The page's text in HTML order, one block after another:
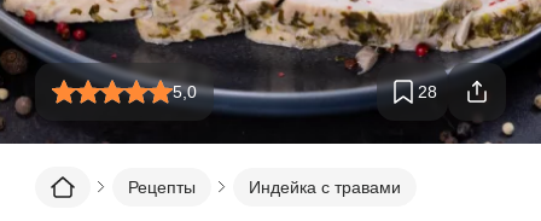
5,0 28
Рецепты Индейка с травами